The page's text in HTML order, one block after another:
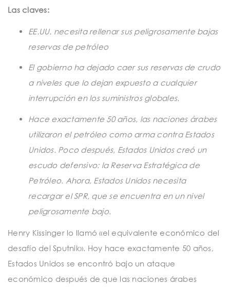
o
Las claves:
EE.UU. necesita rellenar sus peligrosamente bajas
reservas de petróleo
El gobierno ha dejado caer sus reservas de crudo
a niveles que lo dejan expuesto a cualquier
interrupción en los suministros globales.
Hace exactamente 50 años, las naciones árabes
utilizaron el petróleo como arma contra Estados
Unidos. Poco después, Estados Unidos creó un
escudo defensivo: la Reserva Estratégica de
Petróleo. Ahora, Estados Unidos necesita
recargar el SPR, que se encuentra en un nivel
peligrosamente bajo.
Henry Kissinger lo llamó «el equivalente económico del
desafío del Sputnik». Hoy hace exactamente 50 años,
Estados Unidos se encontró bajo un ataque
económico después de que las naciones árabes